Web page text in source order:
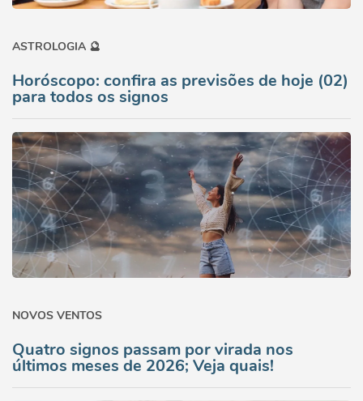
ASTROLOGIA 🔮
Horóscopo: confira as previsões de hoje (02)
para todos os signos
NOVOS VENTOS
Quatro signos passam por virada nos
últimos meses de 2026; Veja quais!